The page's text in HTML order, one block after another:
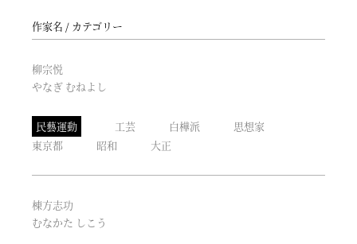
作家名 カテゴリー
柳宗悦
やなぎ むねよし
民藝運動 工芸 白樺派
思想家
東京都
昭和 大正
棟方志功
むなかた しこう